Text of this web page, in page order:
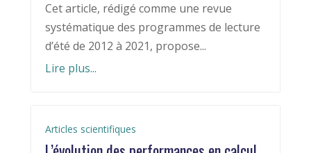
Cet article, rédigé comme une revue
systématique des programmes de lecture
d’été de 2012 à 2021, propose...
Lire plus...
Articles scientifiques